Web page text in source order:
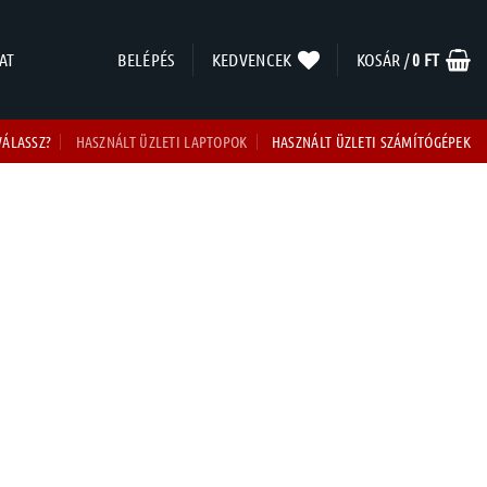
BELÉPÉS KEDVENCEK KOSÁR /0 FT
HASZNÁLT ÜZLETI LAPTOPOK HASZNÁLT ÜZLETI SZÁMÍTÓGÉPEK